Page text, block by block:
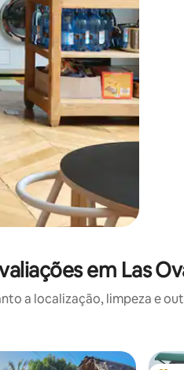
em Las
a localização, limpeza e